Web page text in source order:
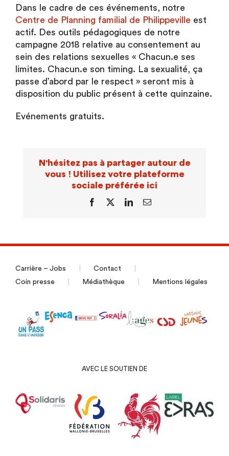
Dans le cadre de ces événements, notre
Centre de Planning familial de Philippeville est
actif. Des outils pédagogiques de notre
campagne 2018 relative au consentement au
sein des relations sexuelles « Chacun.e ses
limites. Chacun.e son timing. La sexualité, ça
passe d’abord par le respect » seront mis à
disposition du public présent à cette quinzaine.
Evénements gratuits.
N'hésitez pas à partager autour de
vous ! Utilisez votre plateforme
sociale préférée ici
Facebook LinkedInEmail
Carrière – Jobs
Contact
Coin presse
Médiathèque Mentions légales
AVEC LE SOUTIEN DE